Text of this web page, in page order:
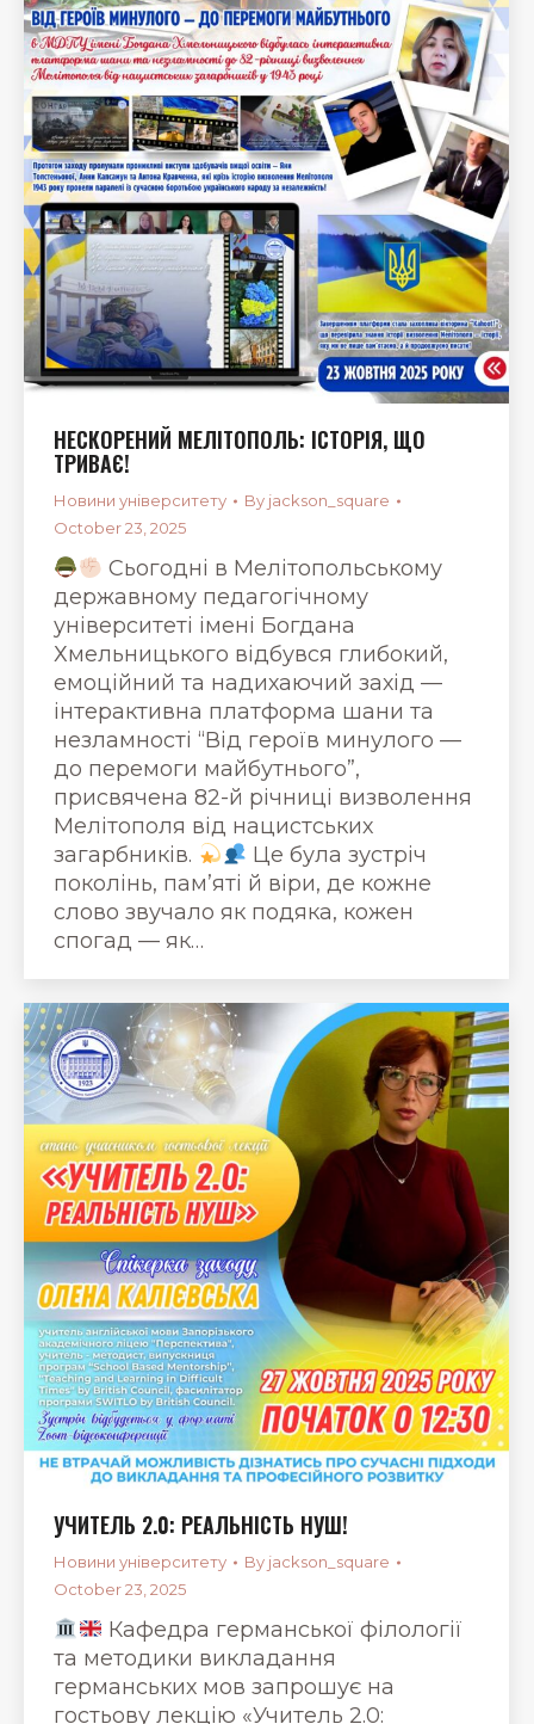
НЕСКОРЕНИЙ МЕЛІТОПОЛЬ: ІСТОРІЯ, ЩО
ТРИВАЄ!
Новини університету By jackson_square
October 23, 2025
Сьогодні в Мелітопольському
державному педагогічному
університеті імені Богдана
Хмельницького відбувся глибокий,
емоційний та надихаючий захід —
інтерактивна платформа шани та
незламності “Від героїв минулого —
до перемоги майбутнього”,
присвячена 82-й річниці визволення
Мелітополя від нацистських
загарбників.
Це була зустріч
поколінь, пам’яті й віри, де кожне
слово звучало як подяка, кожен
спогад — як…
УЧИТЕЛЬ 2.0: РЕАЛЬНІСТЬ НУШ!
Новини університету By jackson_square
October 23, 2025
Кафедра германської філології
та методики викладання
германських мов запрошує на
гостьову лекцію «Учитель 2.0: